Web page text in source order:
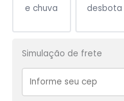
e chuva
desbota
Simulação de frete